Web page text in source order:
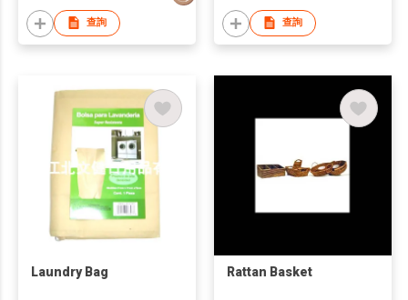
查詢 查詢
Laundry Bag Rattan Basket